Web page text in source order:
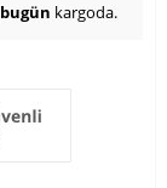
bugün kargoda.